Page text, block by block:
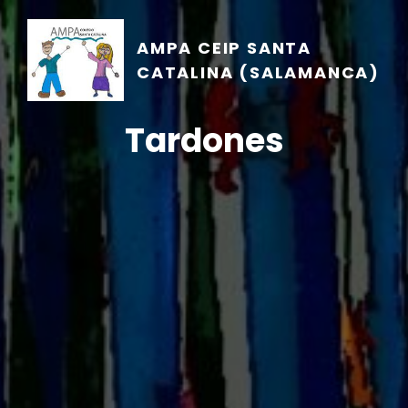
AMPA CEIP SANTA
CATALINA (SALAMANCA)
Tardones